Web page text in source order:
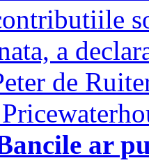
a
de
ar